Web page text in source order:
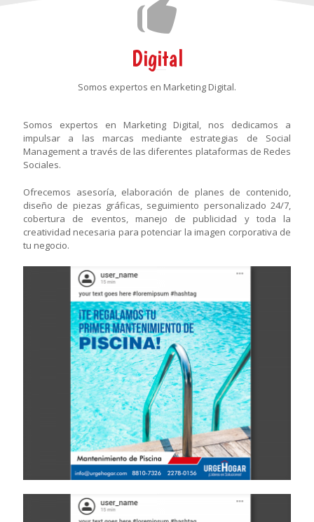
Digital
Somos expertos en Marketing Digital.
Somos expertos en Marketing Digital, nos dedicamos a
impulsar a las marcas mediante estrategias de Social
Management a través de las diferentes plataformas de Redes
Sociales.
Ofrecemos asesoría, elaboración de planes de contenido,
diseño de piezas gráficas, seguimiento personalizado 24/7,
cobertura de eventos, manejo de publicidad y toda la
creatividad necesaria para potenciar la imagen corporativa de
tu negocio.